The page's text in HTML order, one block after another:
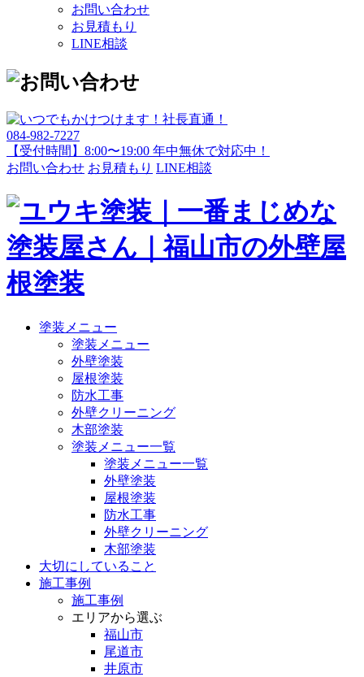
お問い合わせ
お見積もり
LINE相談
084-982-7227
【受付時間】8:00〜19:00 年中無休で対応中！
お問い合わせ お見積もり LINE相談
塗装メニュー
塗装メニュー
外壁塗装
屋根塗装
防水工事
外壁クリーニング
木部塗装
塗装メニュー一覧
塗装メニュー一覧
外壁塗装
屋根塗装
防水工事
外壁クリーニング
木部塗装
大切にしていること
施工事例
施工事例
エリアから選ぶ
福山市
尾道市
井原市